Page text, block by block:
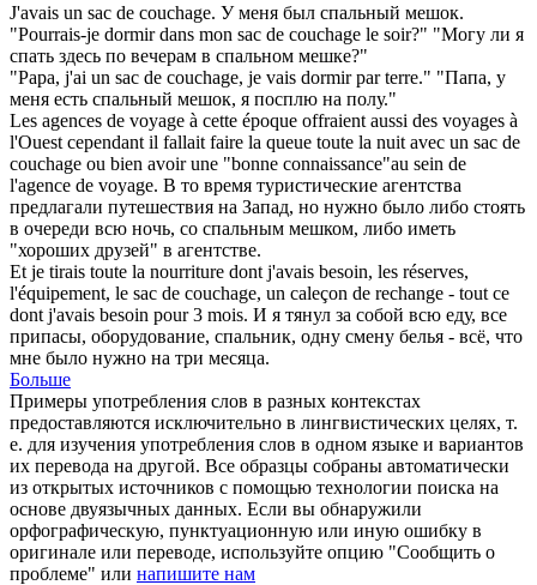
J'avais un sac de couchage. У меня был спальный мешок.
"Pourrais-je dormir dans mon sac de couchage le soir?" "Могу ли я
спать здесь по вечерам в спальном мешке?"
"Papa, j'ai un sac de couchage, je vais dormir par terre." "Папа, у
меня есть спальный мешок, я посплю на полу."
Les agences de voyage à cette époque offraient aussi des voyages à
l'Ouest cependant il fallait faire la queue toute la nuit avec un sac de
couchage ou bien avoir une "bonne connaissance"au sein de
l'agence de voyage. В то время туристические агентства
предлагали путешествия на Запад, но нужно было либо стоять
в очереди всю ночь, со спальным мешком, либо иметь
"хороших друзей" в агентстве.
Et je tirais toute la nourriture dont j'avais besoin, les réserves,
l'équipement, le sac de couchage, un caleçon de rechange - tout ce
dont j'avais besoin pour 3 mois. И я тянул за собой всю еду, все
припасы, оборудование, спальник, одну смену белья - всё, что
мне было нужно на три месяца.
Больше
Примеры употребления слов в разных контекстах
предоставляются исключительно в лингвистических целях, т.
е. для изучения употребления слов в одном языке и вариантов
их перевода на другой. Все образцы собраны автоматически
из открытых источников с помощью технологии поиска на
основе двуязычных данных. Если вы обнаружили
орфографическую, пунктуационную или иную ошибку в
оригинале или переводе, используйте опцию "Сообщить о
проблеме" или напишите нам